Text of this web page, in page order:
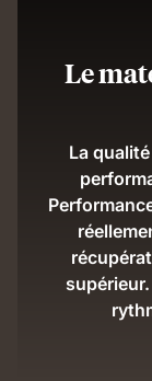
Le
La